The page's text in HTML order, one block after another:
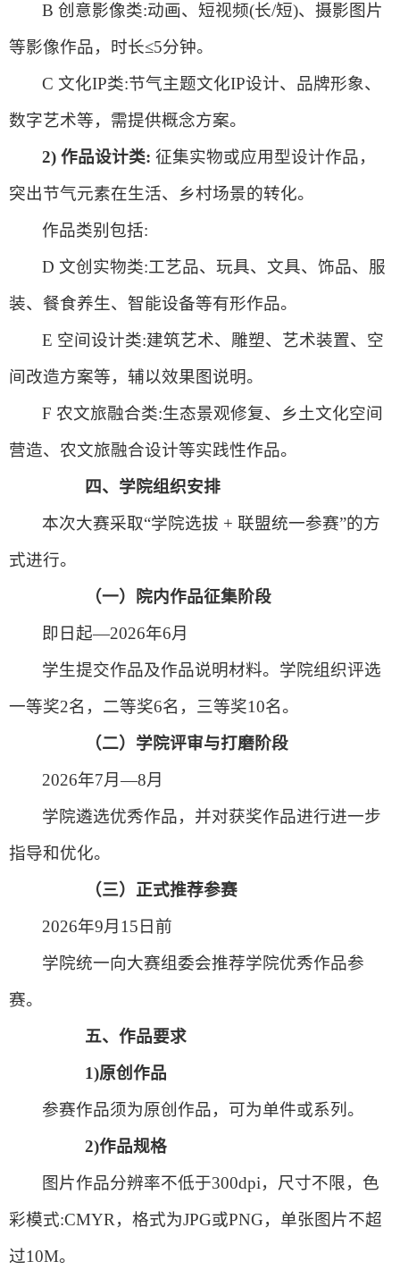
B 创意影像类:动画、短视频(长/短)、摄影图片
等影像作品，时长≤5分钟。
C 文化IP类:节气主题文化IP设计、品牌形象、
数字艺术等，需提供概念方案。
2) 作品设计类:征集实物或应用型设计作品，
突出节气元素在生活、乡村场景的转化。
作品类别包括:
D 文创实物类:工艺品、玩具、文具、饰品、服
装、餐食养生、智能设备等有形作品。
E 空间设计类:建筑艺术、雕塑、艺术装置、空
间改造方案等，辅以效果图说明。
F 农文旅融合类:生态景观修复、乡土文化空间
营造、农文旅融合设计等实践性作品。
四、 学院组织安排
本次大赛采取“学院选拔 + 联盟统一参赛”的方
式进行。
（一）
院内作品征集阶段
即日起—2026年6月
学生提交作品及作品说明材料。学院组织评选
一等奖2名，二等奖6名，三等奖10名。
（二） 学院评审与打磨阶段
2026年7月—8月
学院遴选优秀作品，并对获奖作品进行进一步
指导和优化。
（三） 正式推荐参赛
2026年9月15日前
学院统一向大赛组委会推荐学院优秀作品参
赛。
五、作品要求
1)原创作品
参赛作品须为原创作品，可为单件或系列。
2)作品规格
图片作品分辨率不低于300dpi，尺寸不限，色
彩模式:CMYR，格式为JPG或PNG，单张图片不超
过10M。